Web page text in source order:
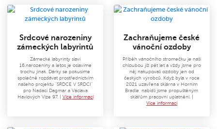
Srdcové narozeniny
zámeckých labyrintů
Zámecké labyrinty slaví
16.narozeniny a letos je oslavíme
trochu jinak. Dárky se pokusíme
společně rozdávat prostřednictvím
našeho projektu "SRDCE V SRDCI"
pro Nadaci Dagmar a Václava
Havlových Vize 97. | Více informací
Zachraňujeme české
vánoční ozdoby
Příběh vánočního stromečku je naší
chloubou již pět let a vždy jsme pro
něj nakupovali ozdoby jen od
českých výrobců. Když byla v roce
2021 uzavřena sklárna v Horním
Bradle, nabídli jsme propuštěným
sklářům pracovní uplatnění. |
Více informací